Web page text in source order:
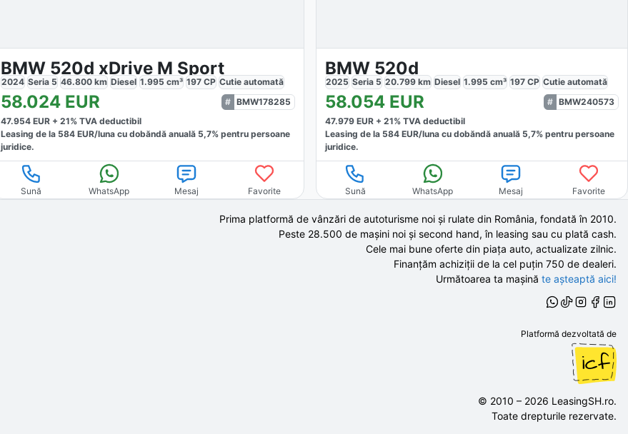
BMW 520d xDrive M Sport
2024 Seria 5 46.800 km Diesel 1.995 cm³ 197 CP Cutieautomată
58.024 EUR
BMW178285
47.954 EUR +21% TVA deductibil
Leasing de la 584 EUR/luna cu dobăndă anuală 5,7% pentru persoane
juridice.
Sună WhatsApp Mesaj Favorite
BMW 520d
2025 Seria 5 20.799km Diesel 1.995 cm³ 197CP Cutie automată
58.054EUR
BMW240573
47.979EUR + 21% TVA deductibil
Leasing de la 584EUR/lunacu dobăndă anuală 5,7% pentru persoane
juridice.
Sună WhatsApp Mesaj Favorite
Prima platformă de vânzări de autoturisme noi și rulate din România, fondată în 2010.
Peste 28.500 de mașini noi și second hand,în leasing sau cu plată cash.
Cele mai bune oferte din piața auto, actualizate zilnic.
Finanțăm achiziții de la cel puțin 750 de dealeri.
Următoarea ta mașină te așteaptă aici!
Platformă dezvoltată de
© 2010 – 2026 LeasingSH.ro.
Toate drepturile rezervate.